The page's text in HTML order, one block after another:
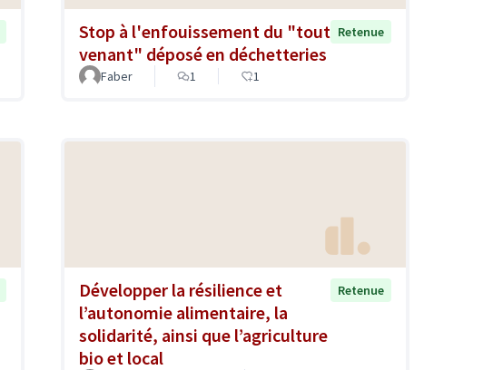
Stop à l'enfouissement du "tout
venant" déposé en déchetteries
Retenue
Faber 1 1
Développer la résilience et
l’autonomie alimentaire, la
solidarité, ainsi que l’agriculture
bio et local
Retenue